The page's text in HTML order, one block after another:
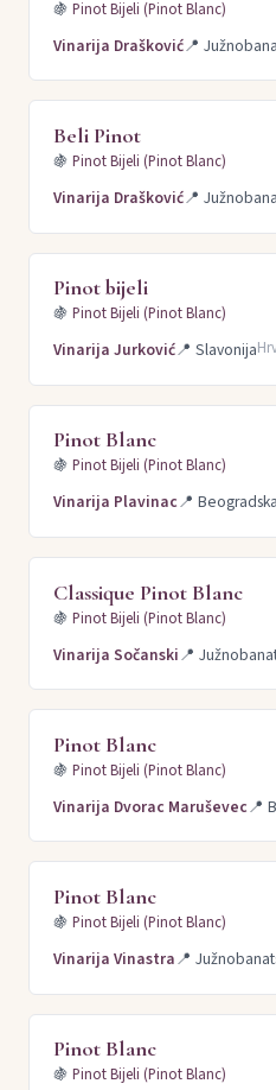
🍇 Pinot Bijeli (Pinot Blanc)
Vinarija Drašković📍
Beli Pinot
🍇 Pinot Bijeli (Pinot Blanc)
Vinarija Drašković📍
Pinot bijeli
🍇 Pinot Bijeli (Pinot Blanc)
Vinarija Jurković📍 Slavonija
Pinot Blanc
🍇 Pinot Bijeli (Pinot Blanc)
Vinarija Plavinac📍
Classique Pinot Blanc
🍇 Pinot Bijeli (Pinot Blanc)
Vinarija Sočanski📍
Pinot Blanc
🍇 Pinot Bijeli (Pinot Blanc)
Vinarija Dvorac Maruševec📍
Pinot Blanc
🍇 Pinot Bijeli (Pinot Blanc)
Vinarija Vinastra📍
Pinot Blanc
🍇 Pinot Bijeli (Pinot Blanc)